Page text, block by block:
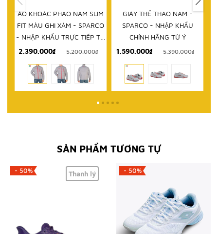
NAM SLIM
- SPARCO
TRỰC TIẾP TỪ
5.200.000₫
GIÀY THỂ THAO NAM -
SPARCO - NHẬP KHẨU
CHÍNH HÃNG TỪ Ý
1.590.000₫
5.390.000₫
DÉP NAM -
KHẨU CHÍNH
999.000₫
SẢN PHẨM TƯƠNG TỰ
- 50% Thanh lý - 50%